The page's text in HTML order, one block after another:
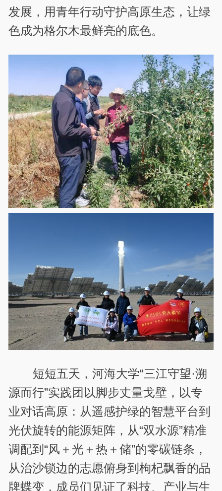
发展，用青年行动守护高原生态，让绿
色成为格尔木最鲜亮的底色。
短短五天，河海大学“三江守望·溯
源而行”实践团以脚步丈量戈壁，以专
业对话高原：从遥感护绿的智慧平台到
光伏旋转的能源矩阵，从“双水源”精准
调配到“风＋光＋热＋储”的零碳链条，
从治沙锁边的志愿俯身到枸杞飘香的品
牌蝶变，成员们见证了科技、产业与生